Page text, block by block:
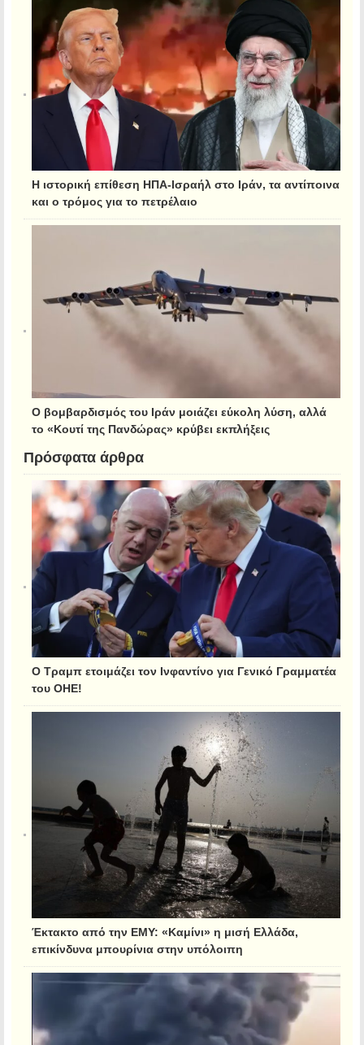
Η ιστορική επίθεση ΗΠΑ-Ισραήλ στο Ιράν, τα αντίποινα
και ο τρόμος για το πετρέλαιο
Ο βομβαρδισμός του Ιράν μοιάζει εύκολη λύση, αλλά
το «Κουτί της Πανδώρας» κρύβει εκπλήξεις
Πρόσφατα άρθρα
Ο Τραμπ ετοιμάζει τον Ινφαντίνο για Γενικό Γραμματέα
του ΟΗΕ!
Έκτακτο από την ΕΜΥ: «Καμίνι» η μισή Ελλάδα,
επικίνδυνα μπουρίνια στην υπόλοιπη